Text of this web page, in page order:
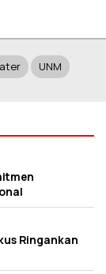
UNM
Ringankan